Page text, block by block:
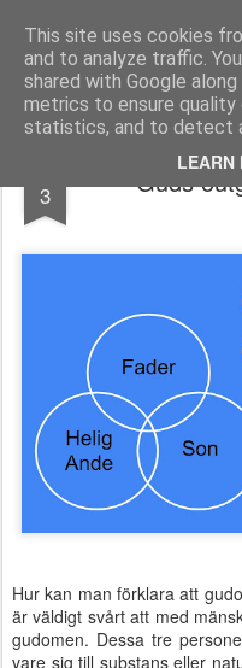
This site uses cookies
and to analyze traffic.
shared with Google
metrics to ensure quality
statistics, and to detect
LEARN
berno.se
Startsida
3 Guds
Hur kan man förklara att
är väldigt svårt att med
gudomen. Dessa tre
vare sig till substans eller